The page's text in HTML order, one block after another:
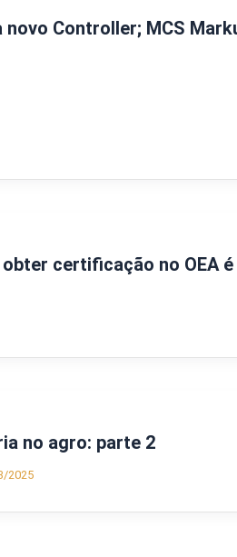
novo Controller; MCS
certificação no OEA
no agro: parte 2
2025